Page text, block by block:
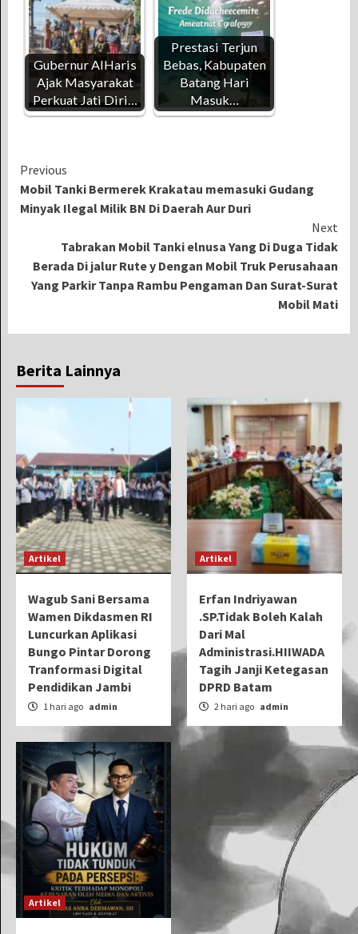
Gubernur AlHaris
Ajak Masyarakat
Perkuat Jati Diri…
Prestasi Terjun
Bebas, Kabupaten
Batang Hari
Masuk…
Continue
Reading
Previous
Mobil Tanki Bermerek Krakatau memasuki Gudang
Minyak Ilegal Milik BN Di Daerah Aur Duri
Next
Tabrakan Mobil Tanki elnusa Yang Di Duga Tidak
Berada Di jalur Rute y Dengan Mobil Truk Perusahaan
Yang Parkir Tanpa Rambu Pengaman Dan Surat-Surat
Mobil Mati
Berita Lainnya
Artikel
Wagub Sani Bersama
Wamen Dikdasmen RI
Luncurkan Aplikasi
Bungo Pintar Dorong
Tranformasi Digital
Pendidikan Jambi
1 hari ago admin
Artikel
Erfan Indriyawan
.SP.Tidak Boleh Kalah
Dari Mal
Administrasi.HIIWADA
Tagih Janji Ketegasan
DPRD Batam
2 hari ago admin
Artikel